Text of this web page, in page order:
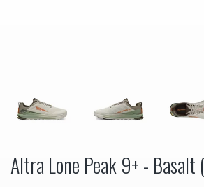
Altra Lone Peak 9+ - Basalt